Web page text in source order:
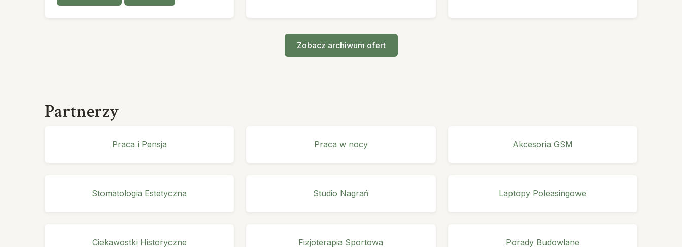
Zobacz archiwum ofert
Partnerzy
Praca i Pensja Praca w nocy Akcesoria GSM
Stomatologia Estetyczna Studio Nagrań Laptopy Poleasingowe
Ciekawostki Historyczne Fizjoterapia Sportowa Porady Budowlane